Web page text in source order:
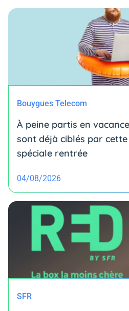
Bouygues Telecom
À peine partis en
sont déjà ciblés par
spéciale rentrée
04/08/2026
SFR